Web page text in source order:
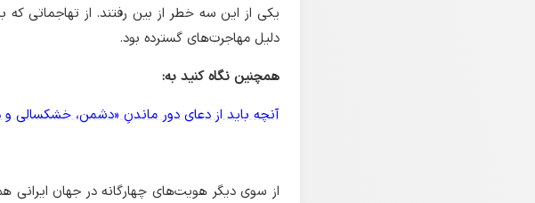
یکی از این سه خطر از بین رفتند. از تهاجماتی
دلیل مهاجرت‌های گسترده بود.
همچنین نگاه کنید به:
آنچه باید از دعای دور ماندنِ «دشمن، خشکسالی
از سوی دیگر هویت‌های چهارگانه در جهان ایرانی